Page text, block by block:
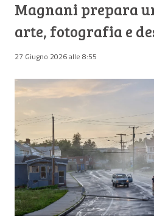
Magnani prepara
arte, fotografia e
27 Giugno 2026 alle 8:55